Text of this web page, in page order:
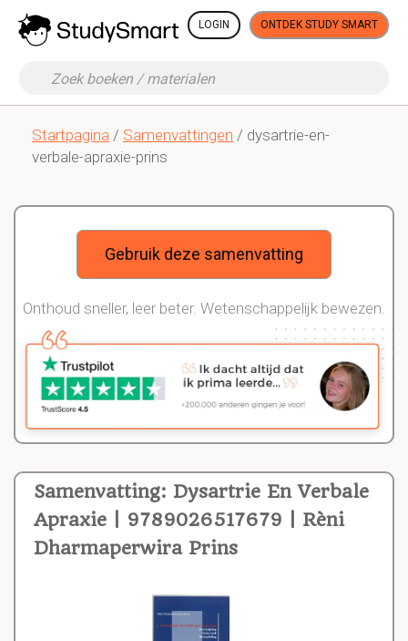
LOGIN ONTDEK STUDY SMART
Startpagina / Samenvattingen / dysartrie-en-
verbale-apraxie-prins
Samenvatting: Dysartrie En Verbale
Apraxie | 9789026517679 | Rèni
Dharmaperwira Prins
Gebruik deze samenvatting
Onthoud sneller, leer beter. Wetenschappelijk bewezen.